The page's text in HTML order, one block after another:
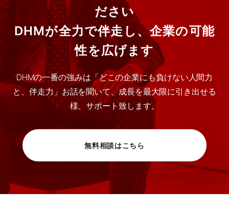
ださい
DHMが全力で伴走し、企業の可能
性を広げます
DHMの一番の強みは「どこの企業にも負けない人間力
と、伴走力」お話を聞いて、成長を最大限に引き出せる
様、サポート致します。
無料相談はこちら